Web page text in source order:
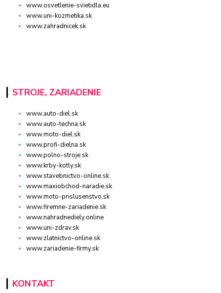
www.osvetlenie-svietidla.eu
www.uni-kozmetika.sk
www.zahradnicek.sk
STROJE, ZARIADENIE
www.auto-diel.sk
www.auto-techna.sk
www.moto-diel.sk
www.profi-dielna.sk
www.polno-stroje.sk
www.krby-kotly.sk
www.stavebnictvo-online.sk
www.maxiobchod-naradie.sk
www.moto-prislusenstvo.sk
www.firemne-zariadenie.sk
www.nahradnediely.online
www.uni-zdrav.sk
www.zlatnictvo-online.sk
www.zariadenie-firmy.sk
KONTAKT